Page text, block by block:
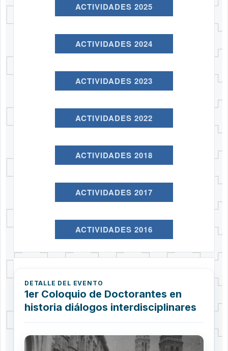
ACTIVIDADES 2025
ACTIVIDADES 2024
ACTIVIDADES 2023
ACTIVIDADES 2022
ACTIVIDADES 2018
ACTIVIDADES 2017
ACTIVIDADES 2016
DETALLE DEL EVENTO
1er Coloquio de Doctorantes en
historia diálogos interdisciplinares